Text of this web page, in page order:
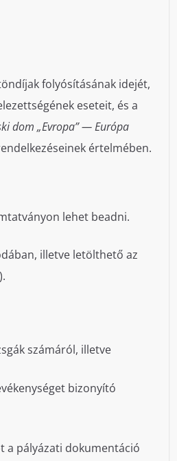
folyósításának idejét,
eseteit, és a
dom „Evropa” — Európa
értelmében.
lehet beadni.
illetve letölthető az
).
számáról, illetve
bizonyító
a pályázati dokumentáció